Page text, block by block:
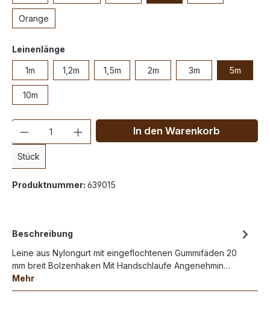
Orange
Leinenlänge
1m 1,2m 1,5m 2m 3m 5m
10m
Anzahl
Stück
In den Warenkorb
Produktnummer: 639015
Beschreibung
Leine aus Nylongurt mit eingeflochtenen Gummifäden 20
mm breit Bolzenhaken Mit Handschlaufe Angenehmin…
Mehr